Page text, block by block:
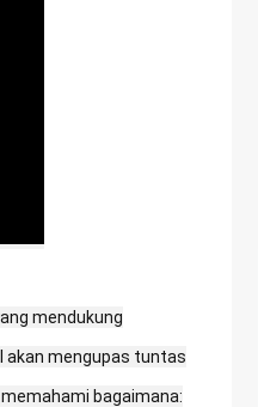
mendukung
akan mengupas tuntas
bagaimana: